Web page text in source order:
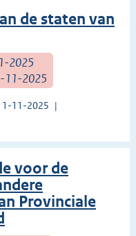
de staten van
2025
11-2025
11-2025
voor de
Provinciale